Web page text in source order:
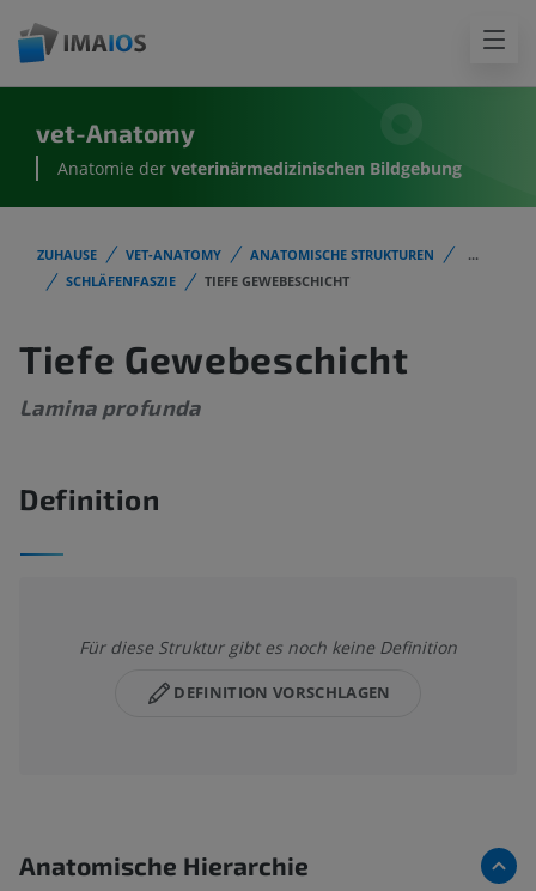
vet-Anatomy
Anatomie der veterinärmedizinischen Bildgebung
ZUHAUSE VET-ANATOMY ANATOMISCHE STRUKTUREN
...
SCHLÄFENFASZIE
TIEFE GEWEBESCHICHT
Tiefe Gewebeschicht
Lamina profunda
Definition
Für diese Struktur gibt es noch keine Definition
DEFINITION VORSCHLAGEN
Anatomische Hierarchie